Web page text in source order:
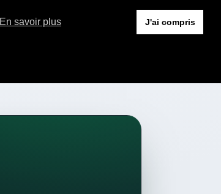
En savoir plus J'ai compris